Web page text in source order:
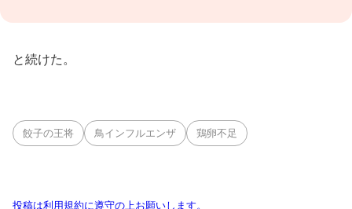
と続けた。
餃子の王将 鳥インフルエンザ 鶏卵不足